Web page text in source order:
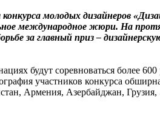
молодых дизайнеров
международное жюри. На
за главный приз –
будут соревноваться более
участников конкурса
Армения, Азербайджан,